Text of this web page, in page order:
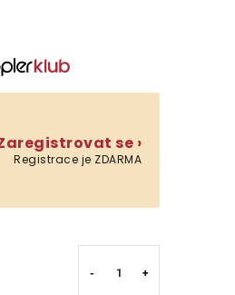
se ›
Registrace je ZDARMA